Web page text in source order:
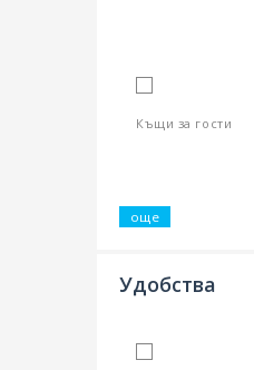
Къщи за гости
още
Удобства